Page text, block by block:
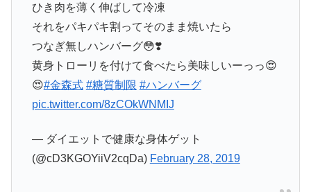
ひき肉を薄く伸ばして冷凍
それをパキパキ割ってそのまま焼いたら
つなぎ無しハンバーグ😳❣️
黄身トローリを付けて食べたら美味しいーっっ😍
😍#金森式 #糖質制限 #ハンバーグ
pic.twitter.com/8zCOkWNMIJ
— ダイエットで健康な身体ゲット
(@cD3KGOYiiV2cqDa) February 28, 2019